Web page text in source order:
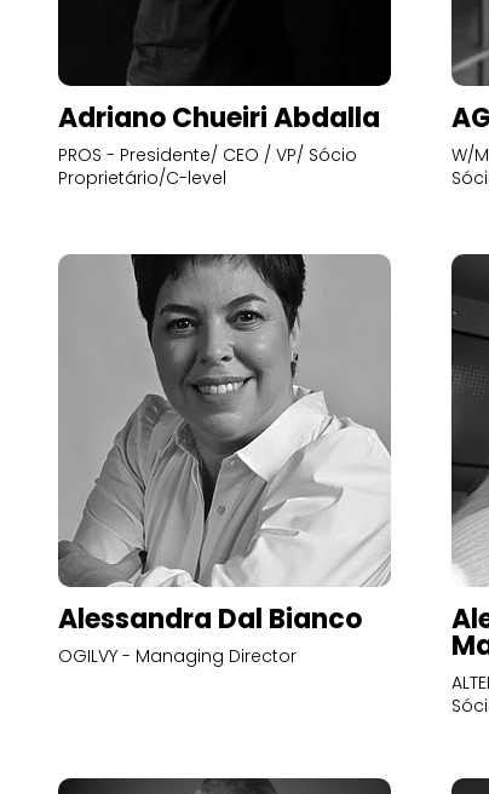
Adriano Chueiri Abdalla
PROS - Presidente/ CEO / VP/ Sócio
Proprietário/C-level
W/
Alessandra Dal Bianco
OGILVY - Managing Director